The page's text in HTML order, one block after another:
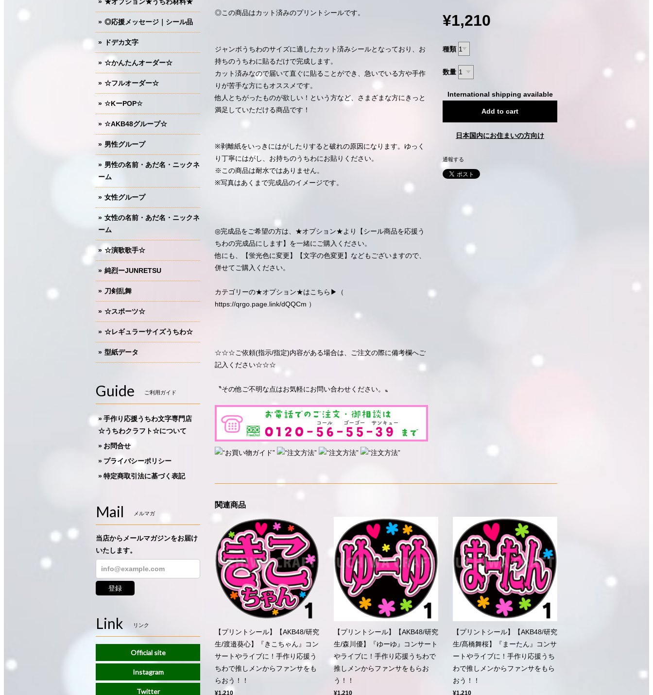
◎この商品はカット済みのプリントシールです。
ジャンボうちわのサイズに適したカット済みシールとなっており、お
持ちのうちわに貼るだけで完成します。
カット済みなので届いて直ぐに貼ることができ、急いでいる方や手作
りが苦手な方にもオススメです。
他人とちがったものが欲しい！という方など、さまざまな方にきっと
満足していただける商品です！
※剥離紙をいっきにはがしたりすると破れの原因になります。ゆっく
り丁寧にはがし、お持ちのうちわにお貼りください。
※この商品は耐水ではありません。
※写真はあくまで完成品のイメージです。
◎完成品をご希望の方は、★オプション★より【シール商品を応援う
ちわの完成品にします】を一緒にご購入ください。
他にも、【蛍光色に変更】【文字の色変更】などもございますので、
併せてご購入ください。
カテゴリーの★オプション★はこちら▶︎（
https://qrgo.page.link/dQQCm ）
☆☆☆ご依頼(指示/指定)内容がある場合は、ご注文の際に備考欄へご
記入ください☆☆☆
〝その他ご不明な点はお気軽にお問い合わせください。〟
¥1,210
種類
数量
International shipping available
Add to cart
日本国内にお住まいの方向け
通報する
関連商品
【プリントシール】【AKB48/研究
生/渡邉葵心】『きこちゃん』コン
サートやライブに！手作り応援う
ちわで推しメンからファンサをも
らおう！！
¥1,210
【プリントシール】【AKB48/研究
生/森川優】『ゆーゆ』コンサート
やライブに！手作り応援うちわで
推しメンからファンサをもらお
う！！
¥1,210
【プリントシール】【AKB48/研究
生/髙橋舞桜】『まーたん』コンサ
ートやライブに！手作り応援うち
わで推しメンからファンサをもら
おう！！
¥1,210
◎応援メッセージ｜シール品
ドデカ文字
☆かんたんオーダー☆
☆フルオーダー☆
☆KーPOP☆
☆AKB48グループ☆
男性グループ
男性の名前・あだ名・ニックネ
ーム
女性グループ
女性の名前・あだ名・ニックネ
ーム
☆演歌歌手☆
純烈ーJUNRETSU
刀剣乱舞
☆スポーツ☆
☆レギュラーサイズうちわ☆
型紙データ
Guide ご利用ガイド
手作り応援うちわ文字専門店
☆うちわクラフト☆について
お問合せ
プライバシーポリシー
特定商取引法に基づく表記
Mail メルマガ
当店からメールマガジンをお届け
いたします。
登録
Link リンク
Official site
Instagram
Twitter